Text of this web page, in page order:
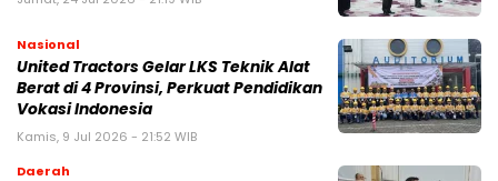
Nasional
United Tractors Gelar LKS Teknik Alat
Berat di 4 Provinsi, Perkuat Pendidikan
Vokasi Indonesia
Kamis, 9 Jul 2026 - 21:52 WIB
Daerah